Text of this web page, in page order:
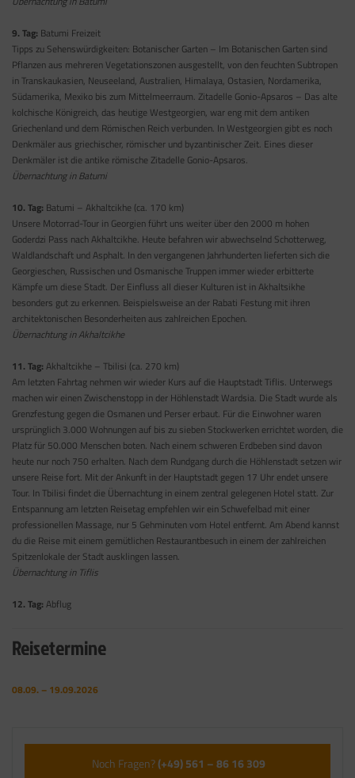
9. Tag: Batumi Freizeit
Tipps zu Sehenswürdigkeiten: Botanischer Garten – Im Botanischen Garten sind
Pflanzen aus mehreren Vegetationszonen ausgestellt, von den feuchten Subtropen
in Transkaukasien, Neuseeland, Australien, Himalaya, Ostasien, Nordamerika,
Südamerika, Mexiko bis zum Mittelmeerraum. Zitadelle Gonio-Apsaros – Das alte
kolchische Königreich, das heutige Westgeorgien, war eng mit dem antiken
Griechenland und dem Römischen Reich verbunden. In Westgeorgien gibt es noch
Denkmäler aus griechischer, römischer und byzantinischer Zeit. Eines dieser
Denkmäler ist die antike römische Zitadelle Gonio-Apsaros.
Übernachtung in Batumi
10. Tag: Batumi – Akhaltcikhe (ca. 170 km)
Unsere Motorrad-Tour in Georgien führt uns weiter über den 2000 m hohen
Goderdzi Pass nach Akhaltcikhe. Heute befahren wir abwechselnd Schotterweg,
Waldlandschaft und Asphalt. In den vergangenen Jahrhunderten lieferten sich die
Georgieschen, Russischen und Osmanische Truppen immer wieder erbitterte
Kämpfe um diese Stadt. Der Einfluss all dieser Kulturen ist in Akhaltsikhe
besonders gut zu erkennen. Beispielsweise an der Rabati Festung mit ihren
architektonischen Besonderheiten aus zahlreichen Epochen.
Übernachtung in Akhaltcikhe
11. Tag: Akhaltcikhe – Tbilisi (ca. 270 km)
Am letzten Fahrtag nehmen wir wieder Kurs auf die Hauptstadt Tiflis. Unterwegs
machen wir einen Zwischenstopp in der Höhlenstadt Wardsia. Die Stadt wurde als
Grenzfestung gegen die Osmanen und Perser erbaut. Für die Einwohner waren
ursprünglich 3.000 Wohnungen auf bis zu sieben Stockwerken errichtet worden, die
Platz für 50.000 Menschen boten. Nach einem schweren Erdbeben sind davon
heute nur noch 750 erhalten. Nach dem Rundgang durch die Höhlenstadt setzen wir
unsere Reise fort. Mit der Ankunft in der Hauptstadt gegen 17 Uhr endet unsere
Tour. In Tbilisi findet die Übernachtung in einem zentral gelegenen Hotel statt. Zur
Entspannung am letzten Reisetag empfehlen wir ein Schwefelbad mit einer
professionellen Massage, nur 5 Gehminuten vom Hotel entfernt. Am Abend kannst
du die Reise mit einem gemütlichen Restaurantbesuch in einem der zahlreichen
Spitzenlokale der Stadt ausklingen lassen.
Übernachtung in Tiflis
12. Tag: Abflug
Reisetermine
08.09. – 19.09.2026
Noch Fragen?(+49) 561 – 86 16 309